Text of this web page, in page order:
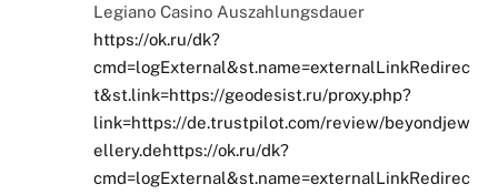
Legiano Casino Auszahlungsdauer
https://ok.ru/dk?
cmd=logExternal&st.name=externalLinkRedirec
t&st.link=https://geodesist.ru/proxy.php?
link=https://de.trustpilot.com/review/beyondjew
ellery.dehttps://ok.ru/dk?
cmd=logExternal&st.name=externalLinkRedirec